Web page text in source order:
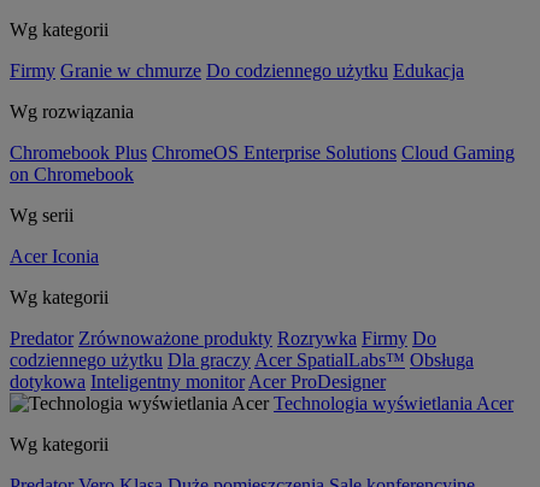
Wg kategorii
Firmy Granie w chmurze Do codziennego użytku Edukacja
Wg rozwiązania
Chromebook Plus ChromeOS Enterprise Solutions Cloud Gaming
on Chromebook
Wg serii
Acer Iconia
Wg kategorii
Predator Zrównoważone produkty Rozrywka Firmy Do
codziennego użytku Dla graczy Acer SpatialLabs™ Obsługa
dotykowa Inteligentny monitor Acer ProDesigner
Technologia wyświetlania Acer
Wg kategorii